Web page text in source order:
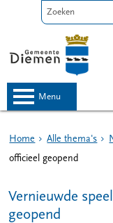
menu
Home Alle thema's
officieel geopend
Vernieuwde
geopend